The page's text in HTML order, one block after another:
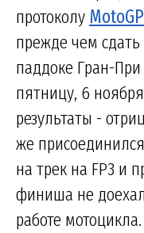
протоколу MotoGP
прежде чем
паддоке Гран-
пятницу, 6
результаты -
же
на трек на FP3 и
финиша не доехал
работе